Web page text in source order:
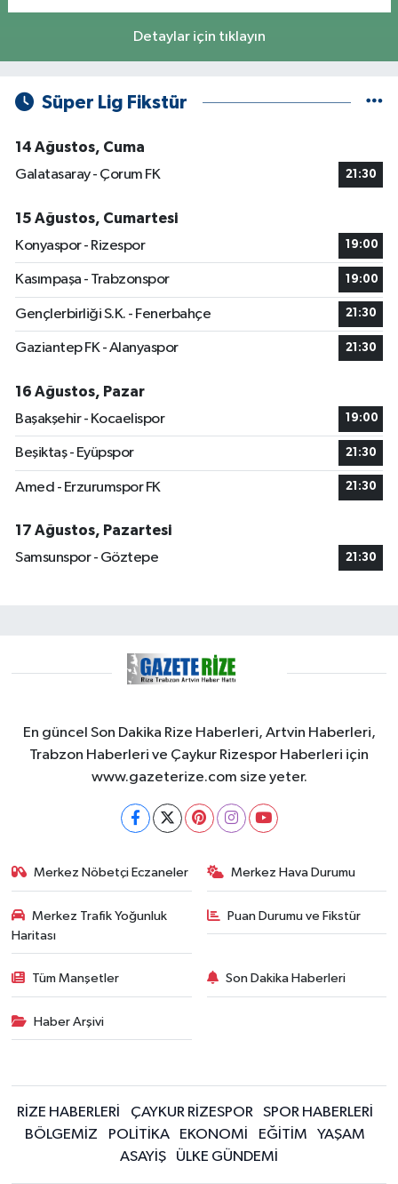
Detaylar için tıklayın
Süper Lig Fikstür
14 Ağustos, Cuma
Galatasaray - Çorum FK
21:30
15 Ağustos, Cumartesi
Konyaspor - Rizespor
19:00
Kasımpaşa - Trabzonspor 19:00
Gençlerbirliği S.K. - Fenerbahçe 21:30
Gaziantep FK - Alanyaspor 21:30
16 Ağustos, Pazar
Başakşehir - Kocaelispor
19:00
Beşiktaş - Eyüpspor 21:30
Amed - Erzurumspor FK 21:30
17 Ağustos, Pazartesi
Samsunspor - Göztepe
21:30
En güncel Son Dakika Rize Haberleri, Artvin Haberleri,
Trabzon Haberleri ve Çaykur Rizespor Haberleri için
www.gazeterize.com size yeter.
Merkez Nöbetçi Eczaneler Merkez Hava Durumu
Merkez Trafik Yoğunluk
Haritası
Puan Durumu ve Fikstür
Tüm Manşetler Son Dakika Haberleri
Haber Arşivi
RİZE HABERLERİ ÇAYKUR RİZESPOR
SPOR HABERLERİ
BÖLGEMİZ
POLİTİKA EKONOMİ EĞİTİM
YAŞAM
ASAYİŞ
ÜLKE GÜNDEMİ